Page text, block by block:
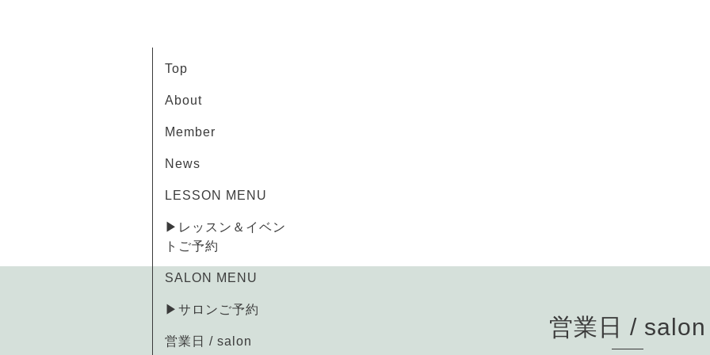
Top
About
Member
News
LESSON MENU
▶レッスン＆イベン
トご予約
SALON MENU
▶サロンご予約
営業日 / salon
営業日 / salon